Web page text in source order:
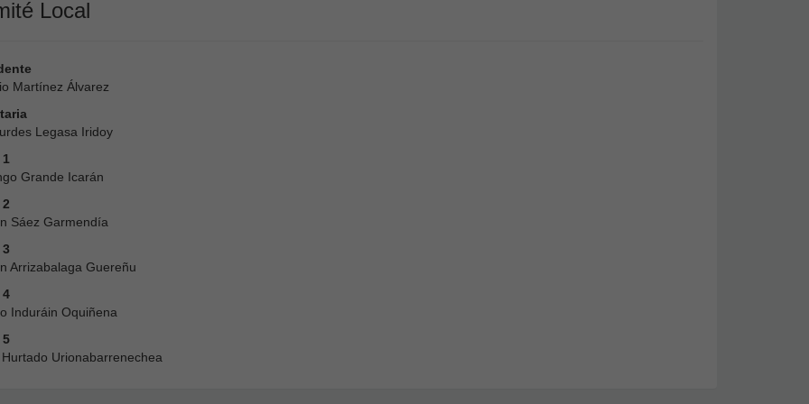
Local
Martínez Álvarez
Legasa Iridoy
Grande Icarán
Sáez Garmendía
Arrizabalaga Guereñu
Induráin Oquiñena
Urionabarrenechea